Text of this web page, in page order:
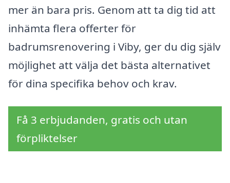
mer än bara pris. Genom att ta dig tid att
inhämta flera offerter för
badrumsrenovering i Viby, ger du dig själv
möjlighet att välja det bästa alternativet
för dina specifika behov och krav.
Få 3 erbjudanden, gratis och utan
förpliktelser